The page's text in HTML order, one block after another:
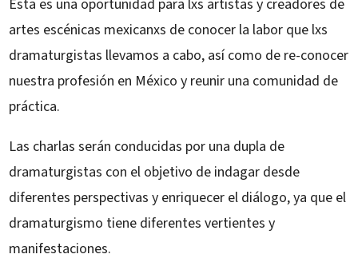
Esta es una oportunidad para lxs artistas y creadores de
artes escénicas mexicanxs de conocer la labor que lxs
dramaturgistas llevamos a cabo, así como de re-conocer
nuestra profesión en México y reunir una comunidad de
práctica.
Las charlas serán conducidas por una dupla de
dramaturgistas con el objetivo de indagar desde
diferentes perspectivas y enriquecer el diálogo, ya que el
dramaturgismo tiene diferentes vertientes y
manifestaciones.